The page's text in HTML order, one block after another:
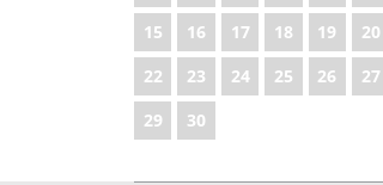
15
16 17 18 19 20
22
23 24 25 26 27
29
30